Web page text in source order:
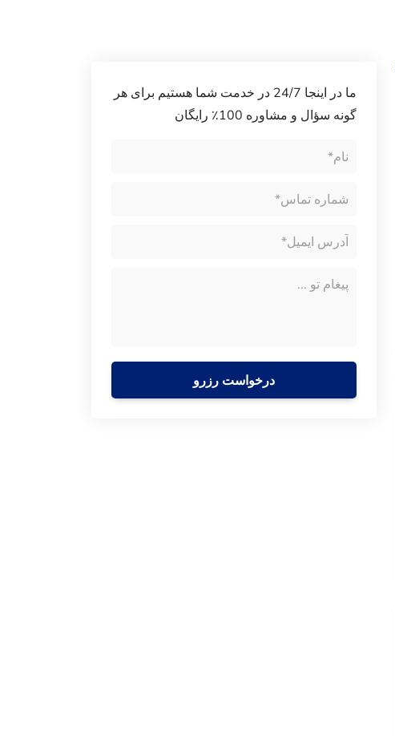
ما در اینجا 24/7 در خدمت شما هستیم برای هر
گونه سؤال و مشاوره 100٪ رایگان
درخواست رزرو